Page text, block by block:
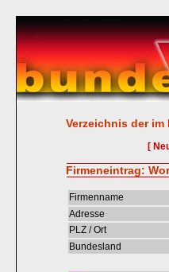
Verzeichnis der
[
Firmeneintrag:
Firmenname
Adresse
PLZ / Ort
Bundesland